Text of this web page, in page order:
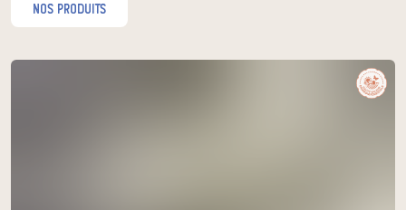
nos produits